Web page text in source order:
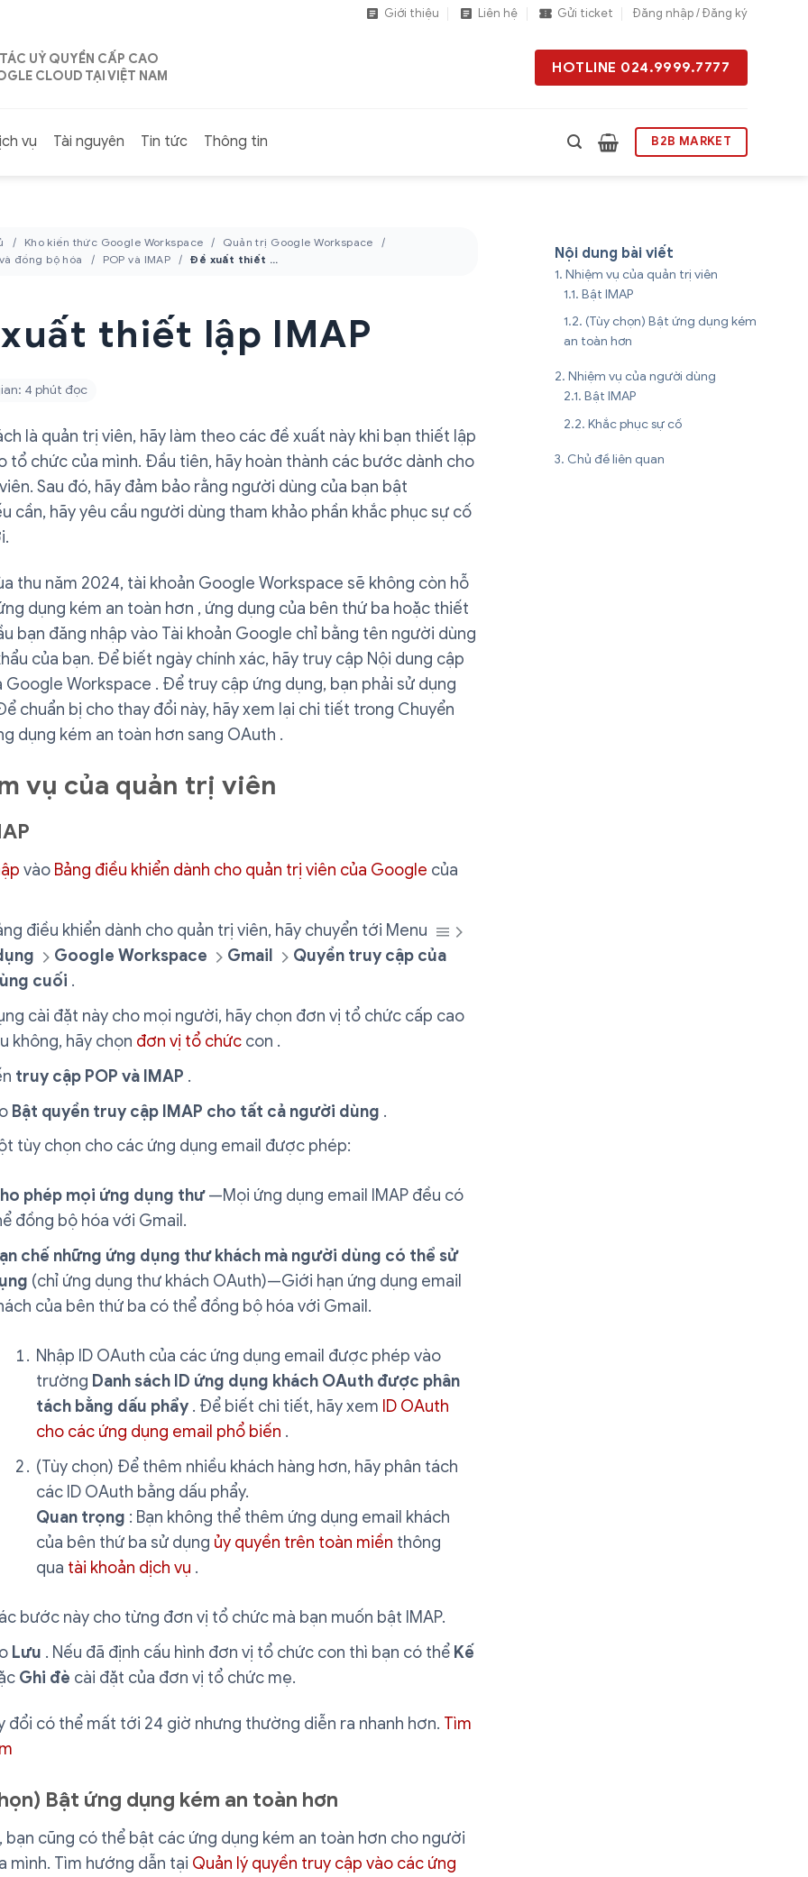
Giới thiệu Liên hệ Gửi ticket Đăng nhập / Đăng ký
UỶ QUYỀN CẤP CAO
CLOUD TẠI VIỆT NAM
HOTLINE 024.9999.7777
vụ Tài nguyên Tin tức Thông tin B2B MARKET
Kho kiến thức Google Workspace
Quản trị Google Workspace
đồng bộ hóa
POP và IMAP Đề xuất thiết lập IMAP
thiết lập IMAP
4 phút đọc
là quản trị viên, hãy làm theo các đề xuất này khi bạn thiết lập
tổ chức của mình. Đầu tiên, hãy hoàn thành các bước dành cho
Sau đó, hãy đảm bảo rằng người dùng của bạn bật
cần, hãy yêu cầu người dùng tham khảo phần khắc phục sự cố
thu năm 2024, tài khoản Google Workspace sẽ không còn hỗ
dụng kém an toàn hơn , ứng dụng của bên thứ ba hoặc thiết
bạn đăng nhập vào Tài khoản Google chỉ bằng tên người dùng
của bạn. Để biết ngày chính xác, hãy truy cập Nội dung cập
Google Workspace . Để truy cập ứng dụng, bạn phải sử dụng
chuẩn bị cho thay đổi này, hãy xem lại chi tiết trong Chuyển
dụng kém an toàn hơn sang OAuth .
vụ của quản trị viên
vào Bảng điều khiển dành cho quản trị viên của Google của
điều khiển dành cho quản trị viên, hãy chuyển tới Menu
Google Workspace Gmail
Quyền truy cập của
cuối .
cài đặt này cho mọi người, hãy chọn đơn vị tổ chức cấp cao
không, hãy chọn đơn vị tổ chứccon .
truy cập POP và IMAP .
Bật quyền truy cập IMAP cho tất cả người dùng .
tùy chọn cho các ứng dụng email được phép:
phép mọi ứng dụng thư—Mọi ứng dụng email IMAP đều có
đồng bộ hóa với Gmail.
chế những ứng dụng thư khách mà người dùng có thể sử
(chỉ ứng dụng thư khách OAuth)—Giới hạn ứng dụng email
của bên thứ ba có thể đồng bộ hóa với Gmail.
Nhập ID OAuth của các ứng dụng email được phép vào
trường Danh sách ID ứng dụng khách OAuth được phân
tách bằng dấu phẩy. Để biết chi tiết, hãy xem ID OAuth
cho các ứng dụng email phổ biến .
(Tùy chọn) Để thêm nhiều khách hàng hơn, hãy phân tách
các ID OAuth bằng dấu phẩy.
Quan trọng : Bạn không thể thêm ứng dụng email khách
của bên thứ ba sử dụng ủy quyền trên toàn miền thông
qua tài khoản dịch vụ .
bước này cho từng đơn vị tổ chức mà bạn muốn bật IMAP.
Lưu . Nếu đã định cấu hình đơn vị tổ chức con thì bạn có thể Kế
Ghi đè cài đặt của đơn vị tổ chức mẹ.
đổi có thể mất tới 24 giờ nhưng thường diễn ra nhanh hơn. Tìm
Bật ứng dụng kém an toàn hơn
bạn cũng có thể bật các ứng dụng kém an toàn hơn cho người
mình. Tìm hướng dẫn tại Quản lý quyền truy cập vào các ứng
Nội dung bài viết
Nhiệm vụ của quản trị viên
Bật IMAP
(Tùy chọn) Bật ứng dụng kém
an toàn hơn
Nhiệm vụ của người dùng
Bật IMAP
Khắc phục sự cố
Chủ đề liên quan